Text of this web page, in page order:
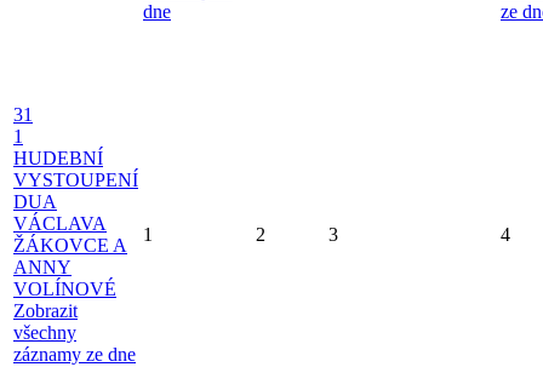
dne
ze
31
1
HUDEBNÍ
VYSTOUPENÍ
DUA
VÁCLAVA
ŽÁKOVCE A
ANNY
VOLÍNOVÉ
Zobrazit
všechny
záznamy ze dne
1 2 3 4